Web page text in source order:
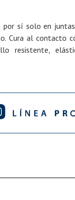
sí solo en
Cura al contacto
resistente,